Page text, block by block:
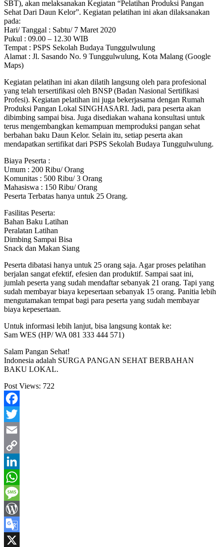
SBT), akan melaksanakan Kegiatan “Pelatihan Produksi Pangan
Sehat Dari Daun Kelor”. Kegiatan pelatihan ini akan dilaksanakan
pada:
Hari/ Tanggal : Sabtu/ 7 Maret 2020
Pukul : 09.00 – 12.30 WIB
Tempat : PSPS Sekolah Budaya Tunggulwulung
Alamat : Jl. Sasando No. 9 Tunggulwulung, Kota Malang (Google
Maps)
Kegiatan pelatihan ini akan dilatih langsung oleh para profesional
yang telah tersertifikasi oleh BNSP (Badan Nasional Sertifikasi
Profesi). Kegiatan pelatihan ini juga bekerjasama dengan Rumah
Produksi Pangan Lokal SINGHASARI. Jadi, para peserta akan
dibimbing sampai bisa. Juga disediakan wahana konsultasi untuk
terus mengembangkan kemampuan memproduksi pangan sehat
berbahan baku Daun Kelor. Selain itu, setiap peserta akan
mendapatkan sertifikat dari PSPS Sekolah Budaya Tunggulwulung.
Biaya Peserta :
Umum : 200 Ribu/ Orang
Komunitas : 500 Ribu/ 3 Orang
Mahasiswa : 150 Ribu/ Orang
Peserta Terbatas hanya untuk 25 Orang.
Fasilitas Peserta:
Bahan Baku Latihan
Peralatan Latihan
Dimbing Sampai Bisa
Snack dan Makan Siang
Peserta dibatasi hanya untuk 25 orang saja. Agar proses pelatihan
berjalan sangat efektif, efesien dan produktif. Sampai saat ini,
jumlah peserta yang sudah mendaftar sebanyak 21 orang. Tapi yang
sudah membayar biaya kepesertaan sebanyak 15 orang. Panitia lebih
mengutamakan tempat bagi para peserta yang sudah membayar
biaya kepesertaan.
Untuk informasi lebih lanjut, bisa langsung kontak ke:
Sam WES (HP/ WA 081 333 444 571)
Salam Pangan Sehat!
Indonesia adalah SURGA PANGAN SEHAT BERBAHAN
BAKU LOKAL.
Post Views: 722
Facebook
Twitter
Email
Copy
Link
LinkedIn
WhatsApp
Message
WordPress
Google